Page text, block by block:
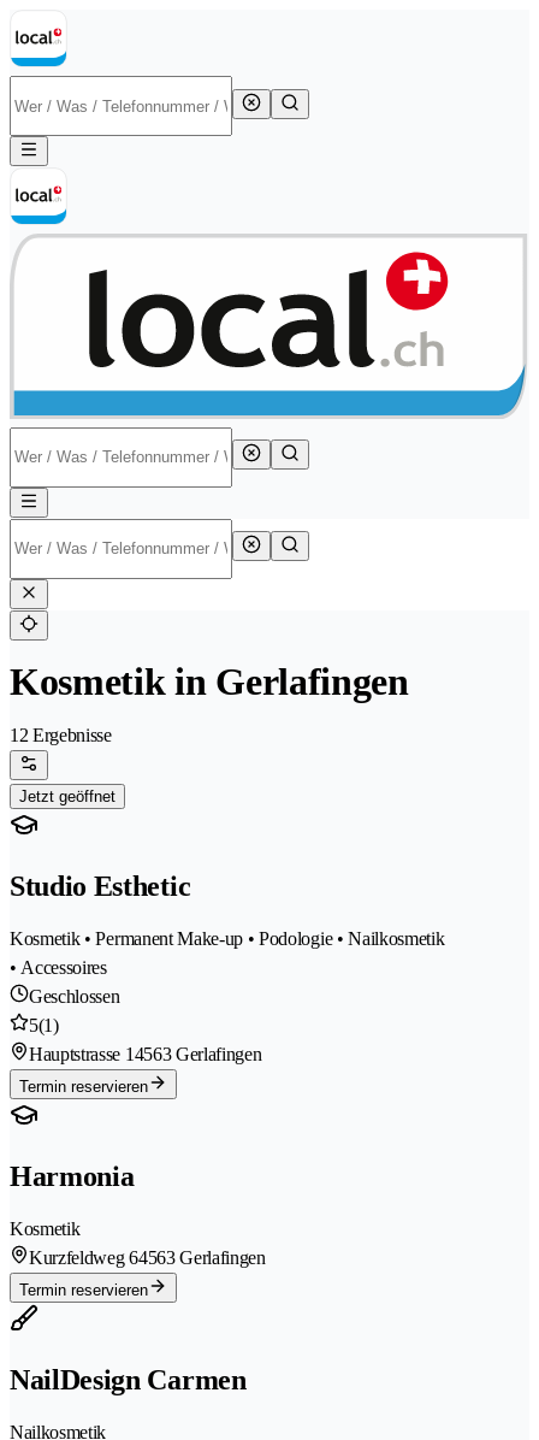
Kosmetik in Gerlafingen
12 Ergebnisse
Jetzt geöffnet
Studio Esthetic
Kosmetik • Permanent Make-up • Podologie • Nailkosmetik
• Accessoires
Geschlossen
5(1)
Hauptstrasse 14563 Gerlafingen
Termin reservieren
Harmonia
Kosmetik
Kurzfeldweg 64563 Gerlafingen
Termin reservieren
NailDesign Carmen
Nailkosmetik